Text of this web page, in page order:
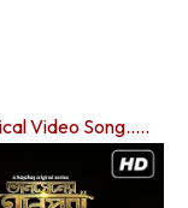
Video Song…..